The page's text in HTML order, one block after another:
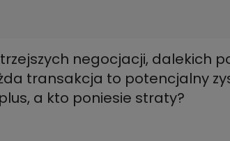
negocjacji, dalekich
transakcja to potencjalny
a kto poniesie straty?